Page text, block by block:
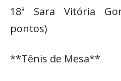
18ª Sara Vitória
pontos)
**Tênis de Mesa**